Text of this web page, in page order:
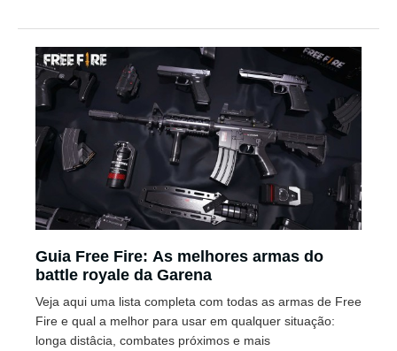
Guia Free Fire: As melhores armas do
battle royale da Garena
Veja aqui uma lista completa com todas as armas de Free
Fire e qual a melhor para usar em qualquer situação:
longa distâcia, combates próximos e mais